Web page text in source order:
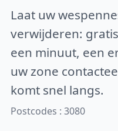
Laat uw
verwijderen:
een minuut, een
uw zone
komt snel langs.
Postcodes : 3080